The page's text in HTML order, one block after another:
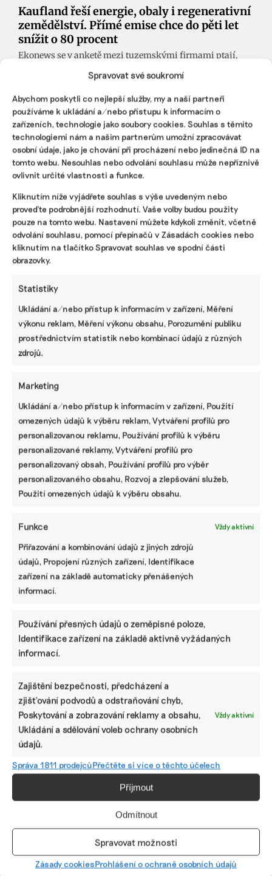
Spravovat své soukromí
Abychom poskytli co nejlepší služby, my a naši partneři
používáme k ukládání a/nebo přístupu k informacím o
zařízeních, technologie jako soubory cookies. Souhlas s těmito
technologiemi nám a našim partnerům umožní zpracovávat
osobní údaje, jako je chování při procházení nebo jedinečná ID na
tomto webu. Nesouhlas nebo odvolání souhlasu může nepříznivě
ovlivnit určité vlastnosti a funkce.
Kliknutím níže vyjádřete souhlas s výše uvedeným nebo
proveďte podrobnější rozhodnutí. Vaše volby budou použity
pouze na tomto webu. Nastavení můžete kdykoli změnit, včetně
odvolání souhlasu, pomocí přepínačů v Zásadách cookies nebo
kliknutím na tlačítko Spravovat souhlas ve spodní části
obrazovky.
Statistiky
Ukládání a/nebo přístup k informacím v zařízení, Měření
výkonu reklam, Měření výkonu obsahu, Porozumění publiku
prostřednictvím statistik nebo kombinací údajů z různých
zdrojů.
Marketing
Ukládání a/nebo přístup k informacím v zařízení, Použití
omezených údajů k výběru reklam, Vytváření profilů pro
personalizovanou reklamu, Používání profilů k výběru
personalizované reklamy, Vytváření profilů pro
personalizovaný obsah, Používání profilů pro výběr
personalizovaného obsahu, Rozvoj a zlepšování služeb,
Použití omezených údajů k výběru obsahu.
Funkce Vždy aktivní
Přiřazování a kombinování údajů z jiných zdrojů
údajů, Propojení různých zařízení, Identifikace
zařízení na základě automaticky přenášených
informací.
Používání přesných údajů o zeměpisné poloze,
Identifikace zařízení na základě aktivně vyžádaných
informací.
Zajištění bezpečnosti, předcházení a
zjišťování podvodů a odstraňování chyb,
Poskytování a zobrazování reklamy a obsahu,
Ukládání a sdělování voleb ochrany osobních
údajů.
Vždy aktivní
Správa 1811 prodejcůPřečtěte si více o těchto účelech
Příjmout
Odmítnout
Spravovat možnosti
Zásady cookiesProhlášení o ochraně osobních údajů
Kaufland řeší energie, obaly i regenerativní
zemědělství. Přímé emise chce do pěti let
snížit o 80 procent
Ekonews se v anketě mezi tuzemskými firmami ptají,
jaké mají zkušenosti s vytvářením nefinančních zpráv.
Renata Maierl, manažerka firemní komunikace.
Tomáš Pohanka Martina Patočková 26. srpna 2025
nefinanční reporting ,Kaufland ,nefinanční zprávy
pomalovaný asfalt. Taktický urbanismus
mění města
Když nedokáže bezpečí dětí na cestě do školy zajistit
město, jsou po ruce jiná řešení. V Praze se čím dál tím
Bezpečné prostory pro děti díky aktivitě rodičů či
neziskových organizací mohou vznikat rychleji i levněji.
Irena Buřívalová | 25. srpna 2025 | Doprava,Solution Journalism
městská doprava ,Pěšky městem, školní ulice,taktický urbanismus
Proč není dobré spát ve stejné místnosti s
Domácnost bez jedů
Velké kusy nábytku, koberce nebo elektronika uvolňují
látky, které mohou ohrožovat zdraví. Vysoké koncentrace
Irena Buřívalová | 25. srpna 2025 | Podcasty |
bez jedů
jak detoxikovat domácnost , toxické látky
71
72 73 ··· 257
ODEBÍREJTE NÁŠ NEWSLETTER